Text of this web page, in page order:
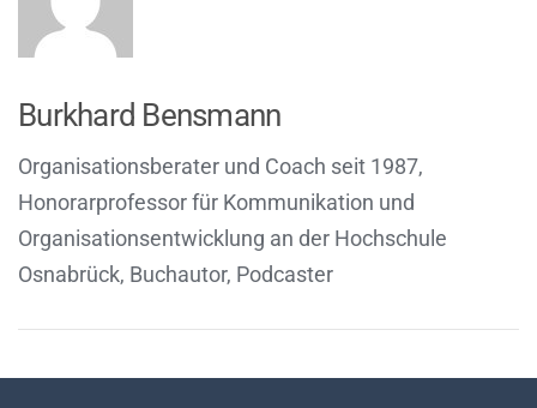
Burkhard Bensmann
Organisationsberater und Coach seit 1987,
Honorarprofessor für Kommunikation und
Organisationsentwicklung an der Hochschule
Osnabrück, Buchautor, Podcaster